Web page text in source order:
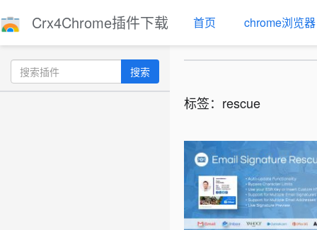
Crx4Chrome插件下载 首页 chrome浏览器
搜索
标签：rescue